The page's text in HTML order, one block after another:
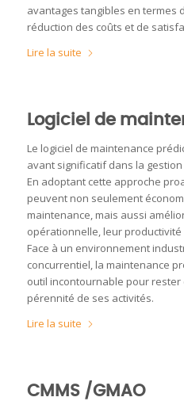
avantages tangibles en termes
réduction des coûts et de
Lire la suite
Logiciel de
Le logiciel de maintenance
avant significatif dans la
En adoptant cette approche
peuvent non seulement
maintenance, mais aussi
opérationnelle, leur
Face à un environnement
concurrentiel, la maintenance
outil incontournable pour
pérennité de ses activités.
Lire la suite
CMMS /GMAO